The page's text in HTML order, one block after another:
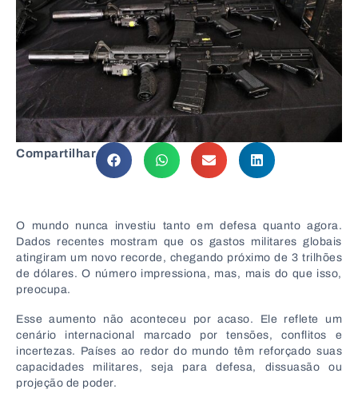
Compartilhar
O mundo nunca investiu tanto em defesa quanto agora.
Dados recentes mostram que os gastos militares globais
atingiram um novo recorde, chegando próximo de 3 trilhões
de dólares. O número impressiona, mas, mais do que isso,
preocupa.
Esse aumento não aconteceu por acaso. Ele reflete um
cenário internacional marcado por tensões, conflitos e
incertezas. Países ao redor do mundo têm reforçado suas
capacidades militares, seja para defesa, dissuasão ou
projeção de poder.